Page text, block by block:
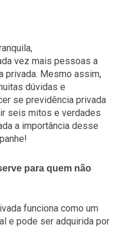
vez mais pessoas a
privada. Mesmo assim,
dúvidas e
se previdência privada
seis mitos e verdades
a importância desse
para quem não
funciona como um
e pode ser adquirida por